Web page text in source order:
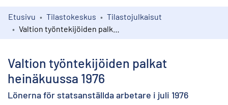
Kokoelmat
Etusivu Tilastokeskus
Tilastojulkaisut
Valtion työntekijöiden palkat
heinäkuussa 1976
Lönerna för statsanställda arbetare i juli 1976